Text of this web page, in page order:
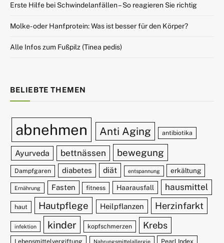
Erste Hilfe bei Schwindelanfällen – So reagieren Sie richtig
Molke- oder Hanfprotein: Was ist besser für den Körper?
Alle Infos zum Fußpilz (Tinea pedis)
BELIEBTE THEMEN
abnehmen Anti Aging antibiotika
Ayurveda bettnässen bewegung
Dampfgaren diabetes diät entspannung erkältung
Ernährung Fasten fitness Haarausfall hausmittel
haut Hautpflege Heilpflanzen Herzinfarkt
infektion kinder kopfschmerzen Krebs
Lebensmittelvergiftung Nahrungsmittelallergie Pearl Index